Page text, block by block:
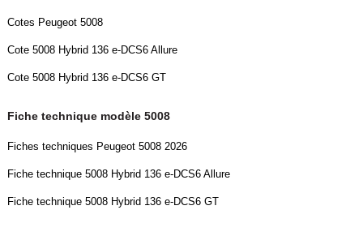
Cotes Peugeot 5008
Cote 5008 Hybrid 136 e-DCS6 Allure
Cote 5008 Hybrid 136 e-DCS6 GT
Fiche technique modèle 5008
Fiches techniques Peugeot 5008 2026
Fiche technique 5008 Hybrid 136 e-DCS6 Allure
Fiche technique 5008 Hybrid 136 e-DCS6 GT